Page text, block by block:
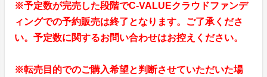
※予定数が完売した段階でC-VALUEクラウドファンデ
ィングでの予約販売は終了となります。ご了承くださ
い。予定数に関するお問い合わせはお控えください。
※転売目的でのご購入希望と判断させていただいた場